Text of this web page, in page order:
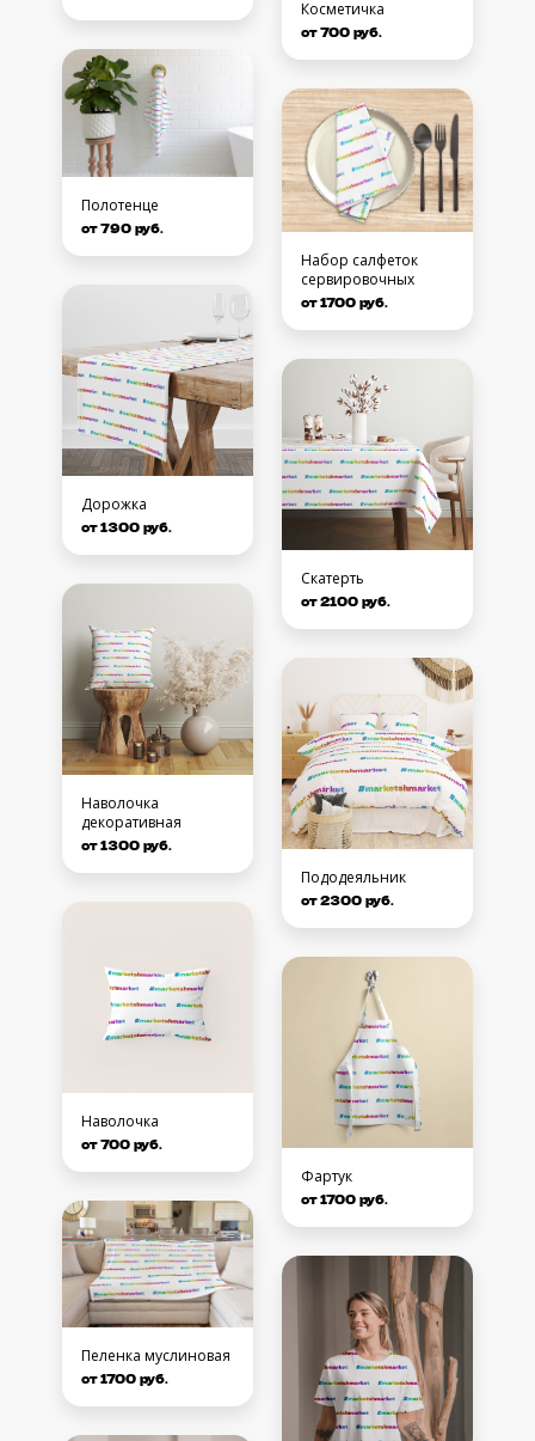
Полотенце
от 790 руб.
Дорожка
от 1300 руб.
Наволочка
декоративная
от 1300 руб.
Наволочка
от 700 руб.
Пеленка муслиновая
от 1700 руб.
Косметичка
от 700 руб.
Набор салфеток
сервировочных
от 1700 руб.
Скатерть
от 2100 руб.
Пододеяльник
от 2300 руб.
Фартук
от 1700 руб.